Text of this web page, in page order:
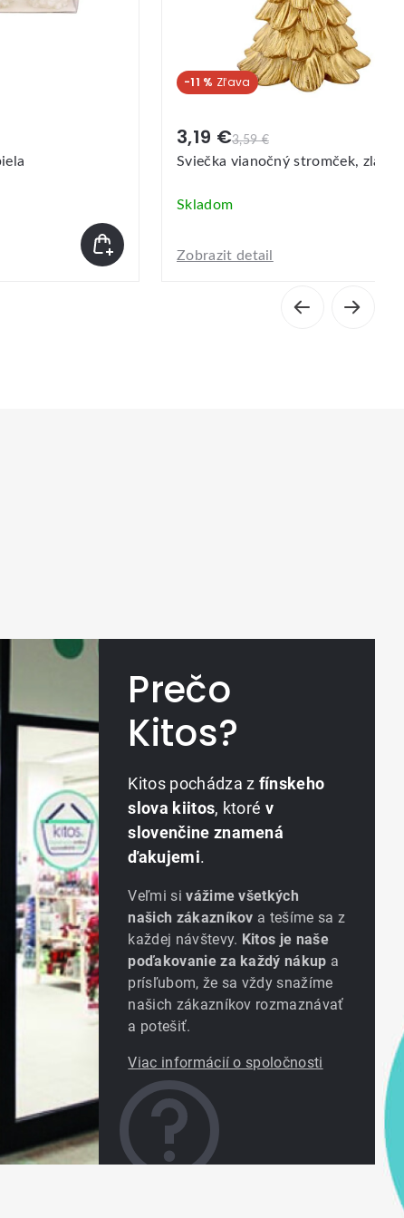
-11 %
3,59 €
3,19 €
Sviečka vianočný stromček, zlatá
Skladom
Zobrazit detail
Prečo
Kitos?
Kitos pochádza z fínskeho
slova kiitos, ktoré v
slovenčine znamená
ďakujemi.
Veľmi sivážime všetkých
našich zákazníkov a tešíme sa z
každej návštevy. Kitos je naše
poďakovanie za každý nákup a
prísľubom, že sa vždy snažíme
našich zákazníkov rozmaznávať
a potešiť.
Viac informácií o spoločnosti